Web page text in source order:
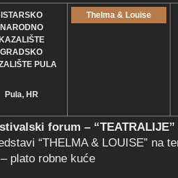
ISTARSKO
NARODNO
KAZALIŠTE
GRADSKO
PULA
Pula, HR
Thelma & Louise
forum – “TEATRALIJE”
“THELMA & LOUISE” na
plato robne kuće